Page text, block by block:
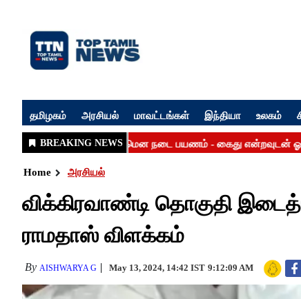
தமிழகம் அரசியல் மாவட்டங்கள் இந்தியா உலகம்
Home அரசியல்
விக்கிரவாண்டி தொகுதி
ராமதாஸ் விளக்கம்
By AISHWARYA G May 13, 2024, 14:42 IST 9:12:09 AM